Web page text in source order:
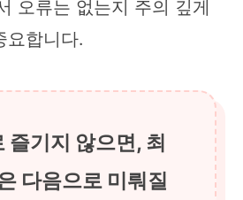
오류는 없는지 주의 깊게
요합니다.
즐기지 않으면, 최
다음으로 미뤄질